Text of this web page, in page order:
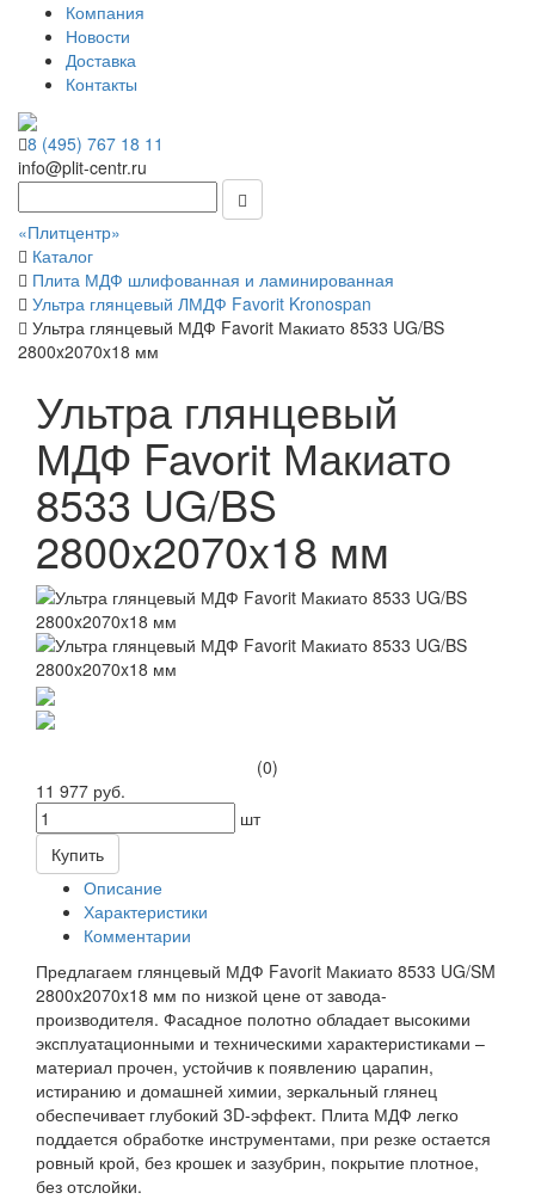
Компания
Новости
Доставка
Контакты
8 (495) 767 18 11
info@plit-centr.ru
«Плитцентр»
Каталог
Плита МДФ шлифованная и ламинированная
Ультра глянцевый ЛМДФ Favorit Kronospan
Ультра глянцевый МДФ Favorit Макиато 8533 UG/BS
2800x2070x18 мм
Ультра глянцевый
МДФ Favorit Макиато
8533 UG/BS
2800x2070x18 мм
(0)
11 977 руб.
шт
Купить
Описание
Характеристики
Комментарии
Предлагаем глянцевый МДФ Favorit Макиато 8533 UG/SM
2800x2070x18 мм по низкой цене от завода-
производителя. Фасадное полотно обладает высокими
эксплуатационными и техническими характеристиками –
материал прочен, устойчив к появлению царапин,
истиранию и домашней химии, зеркальный глянец
обеспечивает глубокий 3D-эффект. Плита МДФ легко
поддается обработке инструментами, при резке остается
ровный крой, без крошек и зазубрин, покрытие плотное,
без отслойки.